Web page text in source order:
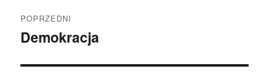
wpisu
POPRZEDNI
Poprzedni
Demokracja